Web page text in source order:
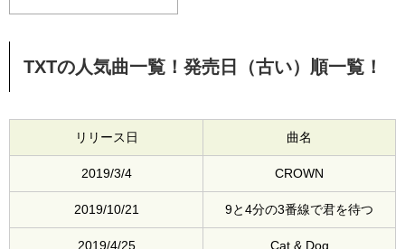
TXTの人気曲一覧！発売日（古い）順一覧！
リリース日 曲名
2019/3/4 CROWN
2019/10/21 9と4分の3番線で君を待つ
2019/4/25 Cat & Dog